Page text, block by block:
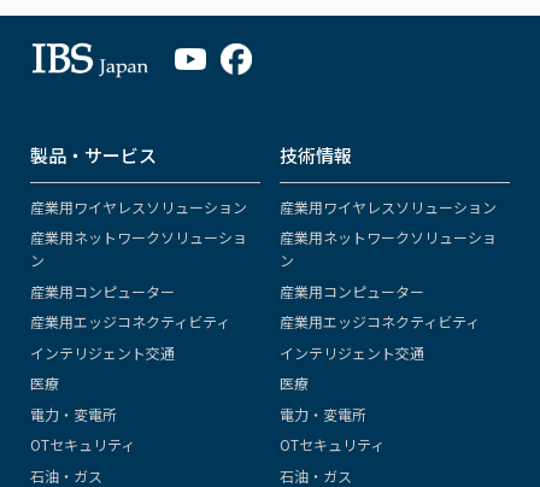
製品・サービス
産業用ワイヤレスソリューション
産業用ネットワークソリューショ
ン
産業用コンピューター
産業用エッジコネクティビティ
インテリジェント交通
医療
電力・変電所
OTセキュリティ
石油・ガス
技術情報
産業用ワイヤレスソリューション
産業用ネットワークソリューショ
ン
産業用コンピューター
産業用エッジコネクティビティ
インテリジェント交通
医療
電力・変電所
OTセキュリティ
石油・ガス